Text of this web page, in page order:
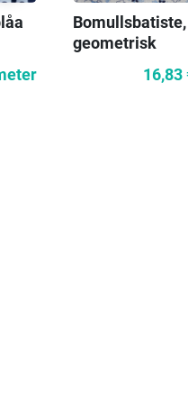
geometrisk
16,83